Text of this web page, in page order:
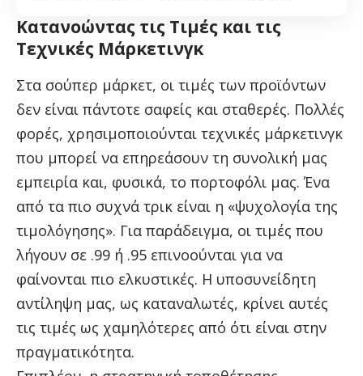
Κατανοώντας τις Τιμές και τις
Τεχνικές Μάρκετινγκ
Στα σούπερ μάρκετ, οι τιμές των προϊόντων
δεν είναι πάντοτε σαφείς και σταθερές. Πολλές
φορές, χρησιμοποιούνται τεχνικές μάρκετινγκ
που μπορεί να επηρεάσουν τη συνολική μας
εμπειρία και, φυσικά, το πορτοφόλι μας. Ένα
από τα πιο συχνά τρικ είναι η «ψυχολογία της
τιμολόγησης». Για παράδειγμα, οι τιμές που
λήγουν σε .99 ή .95 επινοούνται για να
φαίνονται πιο ελκυστικές. Η υποσυνείδητη
αντίληψη μας, ως καταναλωτές, κρίνει αυτές
τις τιμές ως χαμηλότερες από ότι είναι στην
πραγματικότητα.